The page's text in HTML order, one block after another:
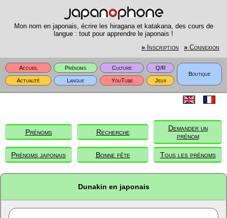
Mon nom en japonais, écrire les hiragana et katakana, des cours de
langue : tout pour apprendre le japonais !
» Inscription » Connexion
Accueil Prénoms Culture
Q/R
Boutique
Actualité
Langue YouTube Jeux
Prénoms Recherche
Demander un
prénom
Prénoms japonais Bonne fête Tous les prénoms
Dunakin en japonais